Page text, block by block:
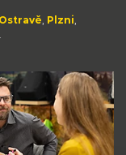
Ostravě, Plzni,